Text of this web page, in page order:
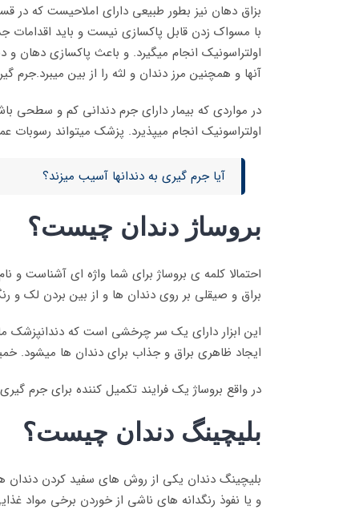
بزاق دهان نیز بطور طبیعی دارای املاحیست که
با مسواک زدن قابل پاکسازی نیست و باید
اولتراسونیک انجام میگیرد. و باعث پاکسازی دهان
آنها و همچنین مرز دندان و لثه را از بین
در مواردی که بیمار دارای جرم دندانی کم و سطحی
اولتراسونیک انجام میپذیرد. پزشک میتواند رسوبات
آیا جرم گیری به دندانها آسیب میزند؟
بروساژ دندان چیست؟
احتمالا کلمه ی بروساژ برای شما واژه ای آشناست و
براق و صیقلی بر روی دندان ها و از بین بردن لک و
این ابزار دارای یک سر چرخشی است که دندانپزشک
ایجاد ظاهری براق و جذاب برای دندان ها میشود.
در واقع بروساژ یک فرایند تکمیل کننده برای جرم
بلیچینگ دندان چیست؟
بلیچینگ دندان یکی از روش های سفید کردن دندان
و یا نفوذ رنگدانه های ناشی از خوردن برخی مواد